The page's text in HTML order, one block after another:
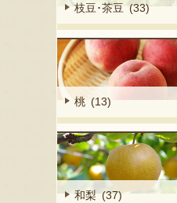
枝豆･茶豆 (33)
桃 (13)
和梨 (37)